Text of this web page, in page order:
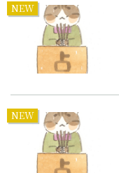
NEW
NEW